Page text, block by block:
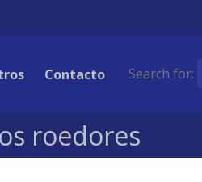
Contacto Search for:
roedores